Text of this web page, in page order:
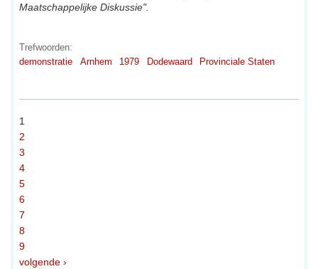
Maatschappelijke Diskussie".
Trefwoorden:
demonstratie
Arnhem 1979 Dodewaard Provinciale Staten
1
2
3
4
5
6
7
8
9
volgende ›